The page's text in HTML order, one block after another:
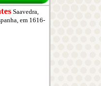
Saavedra,
em 1616-